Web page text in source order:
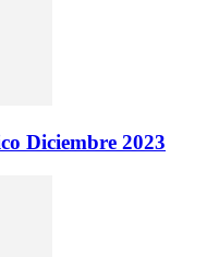
Diciembre 2023